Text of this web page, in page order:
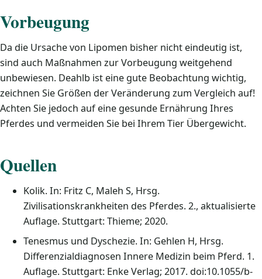
Vorbeugung
Da die Ursache von Lipomen bisher nicht eindeutig ist,
sind auch Maßnahmen zur Vorbeugung weitgehend
unbewiesen. Deahlb ist eine gute Beobachtung wichtig,
zeichnen Sie Größen der Veränderung zum Vergleich auf!
Achten Sie jedoch auf eine gesunde Ernährung Ihres
Pferdes und vermeiden Sie bei Ihrem Tier Übergewicht.
Quellen
Kolik. In: Fritz C, Maleh S, Hrsg.
Zivilisationskrankheiten des Pferdes. 2., aktualisierte
Auflage. Stuttgart: Thieme; 2020.
Tenesmus und Dyschezie. In: Gehlen H, Hrsg.
Differenzialdiagnosen Innere Medizin beim Pferd. 1.
Auflage. Stuttgart: Enke Verlag; 2017. doi:10.1055/b-